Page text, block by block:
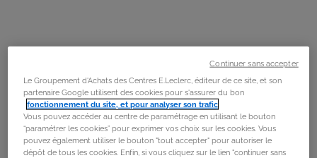
Étape 1
Eplucher et émincer les échalotes. Faire chauffer l’huile
d’olive et la noix de beurre dans une grande casserole à
feu moyen. Ajouter les échalotes hachées et faites-les
revenir jusqu’à ce qu’elles soient translucides (2-3
minutes).
Le Groupement d'Achats des Centres E.Leclerc, éditeur de ce site, et son
partenaire Google utilisent des cookies pour s'assurer du bon
fonctionnement du site, et pour analyser son trafic.
Vous pouvez accéder au centre de paramétrage en utilisant le bouton
“paramétrer les cookies” pour exprimer vos choix sur les cookies. Vous
pouvez également utiliser le bouton "tout accepter" pour autoriser le
dépôt de tous les cookies. Enfin, si vous cliquez sur le lien "continuer sans
Continuer sans accepter